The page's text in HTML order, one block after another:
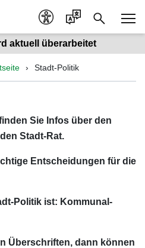
aktuell überarbeitet
Stadt-Politik
Sie Infos über den
Stadt-Rat.
Entscheidungen für die
Politik ist: Kommunal-
Überschriften, dann können